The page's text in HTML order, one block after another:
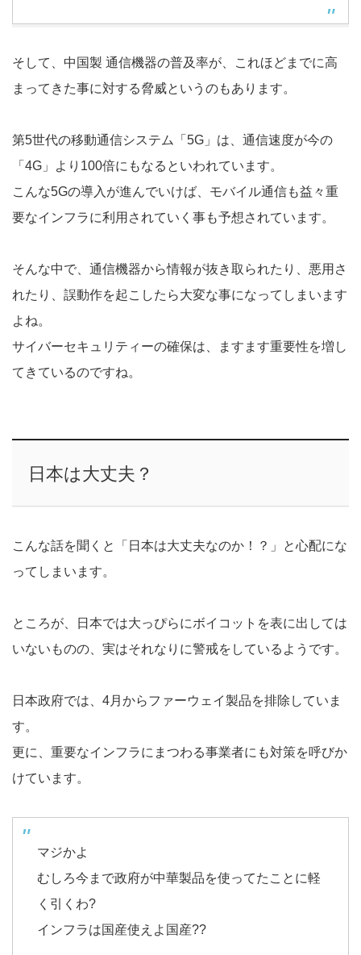
そして、中国製 通信機器の普及率が、これほどまでに高
まってきた事に対する脅威というのもあります。
第5世代の移動通信システム「5G」は、通信速度が今の
「4G」より100倍にもなるといわれています。
こんな5Gの導入が進んでいけば、モバイル通信も益々重
要なインフラに利用されていく事も予想されています。
そんな中で、通信機器から情報が抜き取られたり、悪用さ
れたり、誤動作を起こしたら大変な事になってしまいます
よね。
サイバーセキュリティーの確保は、ますます重要性を増し
てきているのですね。
日本は大丈夫？
こんな話を聞くと「日本は大丈夫なのか！？」と心配にな
ってしまいます。
ところが、日本では大っぴらにボイコットを表に出しては
いないものの、実はそれなりに警戒をしているようです。
日本政府では、4月からファーウェイ製品を排除していま
す。
更に、重要なインフラにまつわる事業者にも対策を呼びか
けています。
マジかよ
むしろ今まで政府が中華製品を使ってたことに軽
く引くわ?
インフラは国産使えよ国産??